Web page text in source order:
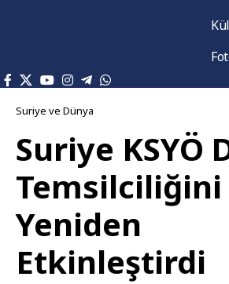
Suriye ve Dünya
Suriye KSYÖ
Temsilciliğini
Yeniden
Etkinleştirdi